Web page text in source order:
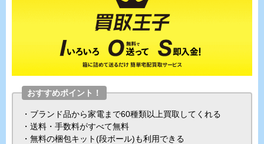
おすすめポイント！
・ブランド品から家電まで60種類以上買取してくれる
・送料・手数料がすべて無料
・無料の梱包キット(段ボール)も利用できる